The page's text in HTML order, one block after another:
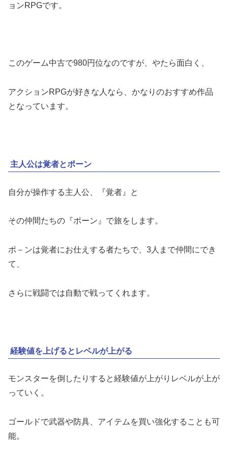
ョンRPGです。
このゲーム中古で980円位なのですが、やたら面白く、
アクションRPGが好きな人なら、かなりのおすすめ作品
となっています。
主人公は覚者とポーン
自分が操作する主人公、『覚者』と
その仲間たちの『ポーン』で旅をします。
ポ－ンは覚者にお仕えする者たちで、3人まで仲間にでき
て、
さらに戦闘では自動で戦ってくれます。
経験値を上げるとレベルが上がる
モンスターを倒したりすると経験値が上がりレベルが上が
っていく。
ゴールドで武器や防具、アイテムを買い強化することも可
能。